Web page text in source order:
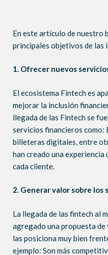
En este artículo de nuestro
principales objetivos de las
1. Ofrecer nuevos
El ecosistema Fintech es
mejorar la inclusión
llegada de las Fintech se
servicios financieros como:
billeteras digitales, entre
han creado una experiencia
cada cliente.
2. Generar valor sobre
La llegada de las fintech al
agregado una propuesta
las posiciona muy bien
ejemplo: Son más